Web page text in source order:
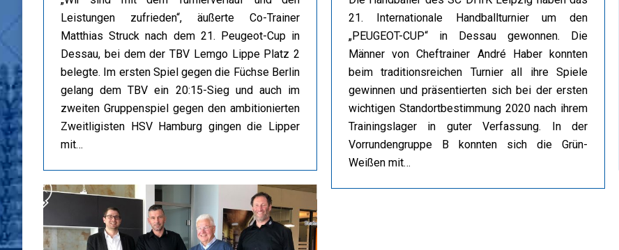
Leistungen zufrieden“, äußerte Co-Trainer
Matthias Struck nach dem 21. Peugeot-Cup in
Dessau, bei dem der TBV Lemgo Lippe Platz 2
belegte. Im ersten Spiel gegen die Füchse Berlin
gelang dem TBV ein 20:15-Sieg und auch im
zweiten Gruppenspiel gegen den ambitionierten
Zweitligisten HSV Hamburg gingen die Lipper
mit…
21. Internationale Handballturnier um den
„PEUGEOT-CUP“ in Dessau gewonnen. Die
Männer von Cheftrainer André Haber konnten
beim traditionsreichen Turnier all ihre Spiele
gewinnen und präsentierten sich bei der ersten
wichtigen Standortbestimmung 2020 nach ihrem
Trainingslager in guter Verfassung. In der
Vorrundengruppe B konnten sich die Grün-
Weißen mit…